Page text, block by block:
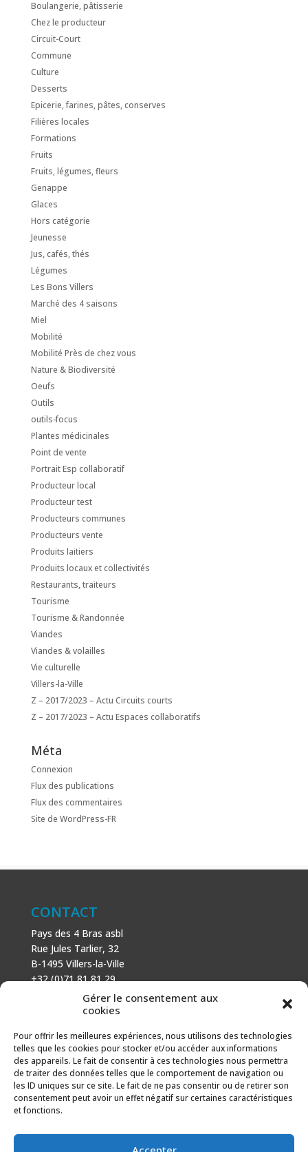
Gérer le consentement aux
cookies
Pour offrir les meilleures expériences, nous utilisons des technologies
telles que les cookies pour stocker et/ou accéder aux informations
des appareils. Le fait de consentir à ces technologies nous permettra
de traiter des données telles que le comportement de navigation ou
les ID uniques sur ce site. Le fait de ne pas consentir ou de retirer son
consentement peut avoir un effet négatif sur certaines caractéristiques
et fonctions.
Boulangerie, pâtisserie
Chez le producteur
Circuit-Court
Commune
Culture
Desserts
Epicerie, farines, pâtes, conserves
Filières locales
Formations
Fruits
Fruits, légumes, fleurs
Genappe
Glaces
Hors catégorie
Jeunesse
Jus, cafés, thés
Légumes
Les Bons Villers
Marché des 4 saisons
Miel
Mobilité
Mobilité Près de chez vous
Nature & Biodiversité
Oeufs
Outils
outils-focus
Plantes médicinales
Point de vente
Portrait Esp collaboratif
Producteur local
Producteur test
Producteurs communes
Producteurs vente
Produits laitiers
Produits locaux et collectivités
Restaurants, traiteurs
Tourisme
Tourisme & Randonnée
Viandes
Viandes & volailles
Vie culturelle
Villers-la-Ville
Z – 2017/2023 – Actu Circuits courts
Z – 2017/2023 – Actu Espaces collaboratifs
Méta
Connexion
Flux des publications
Flux des commentaires
Site de WordPress-FR
CONTACT
Pays des 4 Bras asbl
Rue Jules Tarlier, 32
B-1495 Villers-la-Ville
+32 (0)71 81 81 29
N° d’entreprise : 666 464 432
Mentions légales
AVEC LE SOUTIEN DE
Fonds européen agricole pour le développement rural :
l’Europe investit dans les zones rurales.